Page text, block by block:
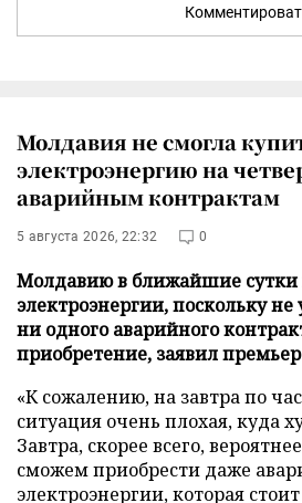
Молдавия не смогла
электроэнергию на
аварийным контрактам
5 августа 2026, 22:32 0
Молдавию в ближайшие
электроэнергии, поскольку
ни одного аварийного
приобретение, заявил
«К сожалению, на завтра по
ситуация очень плохая, куда
Завтра, скорее всего,
сможем приобрести даже
электроэнергии, которая